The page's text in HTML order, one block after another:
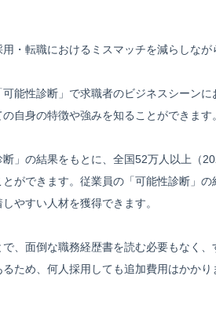
・転職におけるミスマッチを減らしな
能性診断」で求職者のビジネスシーン
自身の特徴や強みを知ることができます。
」の結果をもとに、全国52万人以上（
ができます。従業員の「可能性診断」
やすい人材を獲得できます。
、面倒な職務経歴書を読む必要もなく
ため、何人採用しても追加費用はかか